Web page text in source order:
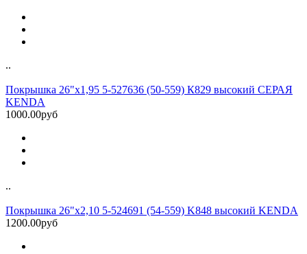
..
Покрышка 26"х1,95 5-527636 (50-559) К829 высокий СЕРАЯ
KENDA
1000.00руб
..
Покрышка 26"x2,10 5-524691 (54-559) K848 высокий KENDA
1200.00руб